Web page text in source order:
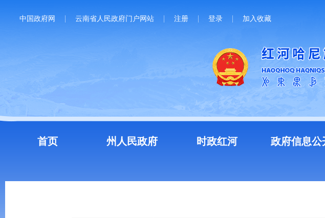
中国政府网 云南省人民政府门户网站 注册 登录 加入收藏
首页 州人民政府 时政红河 政府信息公